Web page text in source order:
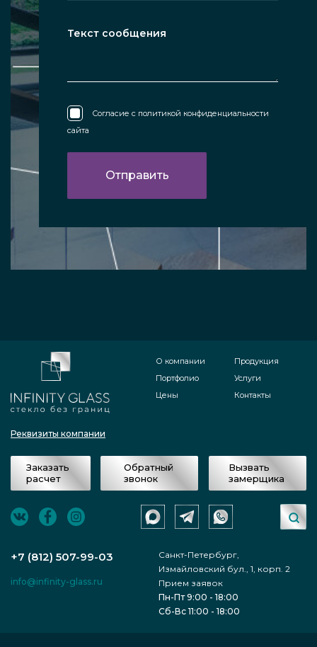
Согласие с политикой конфиденциальности
сайта
Реквизиты компании
О компании
Портфолио
Цены
Продукция
Услуги
Контакты
Заказать
расчет
Обратный
звонок
Вызвать
замерщика
+7 (812) 507-99-03
Санкт-Петербург,
Измайловский бул., 1, корп. 2
info@infinity-glass.ru
Прием заявок
Пн-Пт 9:00 - 18:00
Сб-Вс 11:00 - 18:00